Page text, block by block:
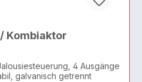
4 Kanal KNX Aktor / Kombiaktor
4 Ausgänge
galvanisch getrennt